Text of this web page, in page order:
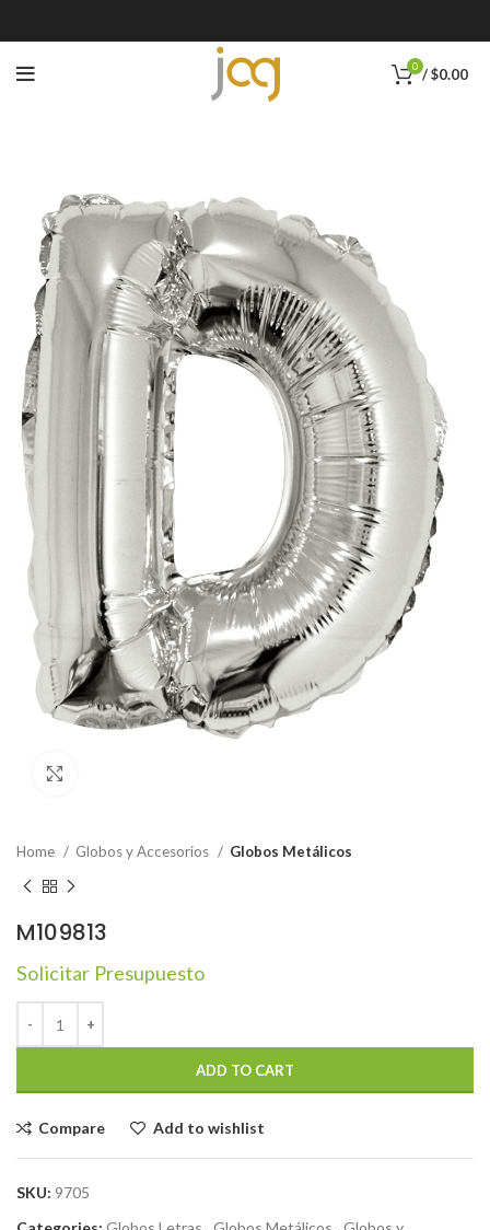
0 /$0.00
Home Globos y Accesorios Globos Metálicos
M109813
Solicitar Presupuesto
ADD TO CART
Compare Add to wishlist
SKU: 9705